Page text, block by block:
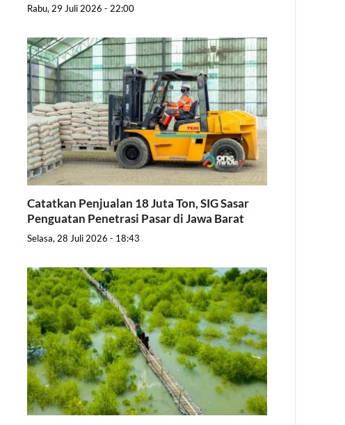
Rabu, 29 Juli 2026 - 22:00
Catatkan Penjualan 18 Juta Ton, SIG Sasar
Penguatan Penetrasi Pasar di Jawa Barat
Selasa, 28 Juli 2026 - 18:43